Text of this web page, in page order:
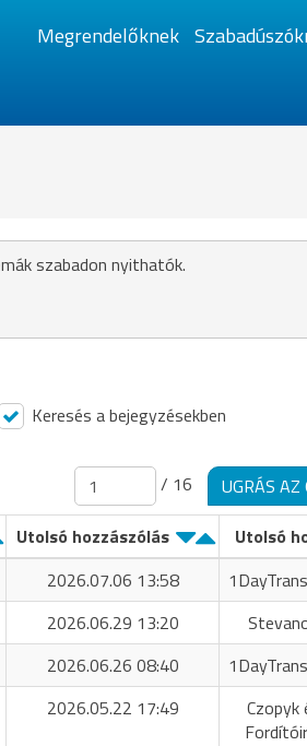
Megrendelőknek
szabadon nyithatók.
Keresés a bejegyzésekben
/ 16
UGRÁS
Utolsó hozzászólás
Utolsó
2026.07.06 13:58
2026.06.29 13:20
2026.06.26 08:40
2026.05.22 17:49
Czopyk